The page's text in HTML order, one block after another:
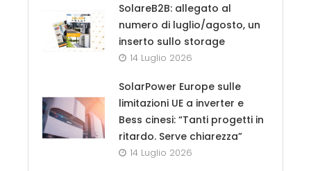
SolareB2B: allegato al
numero di luglio/agosto, un
inserto sullo storage
14 Luglio 2026
SolarPower Europe sulle
limitazioni UE a inverter e
Bess cinesi: “Tanti progetti in
ritardo. Serve chiarezza”
14 Luglio 2026